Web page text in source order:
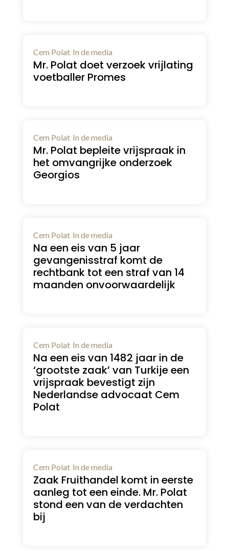
Cem Polat In de media
Mr. Polat doet verzoek vrijlating
voetballer Promes
Cem Polat In de media
Mr. Polat bepleite vrijspraak in
het omvangrijke onderzoek
Georgios
Cem Polat In de media
Na een eis van 5 jaar
gevangenisstraf komt de
rechtbank tot een straf van 14
maanden onvoorwaardelijk
Cem Polat In de media
Na een eis van 1482 jaar in de
‘grootste zaak’ van Turkije een
vrijspraak bevestigt zijn
Nederlandse advocaat Cem
Polat
Cem Polat In de media
Zaak Fruithandel komt in eerste
aanleg tot een einde. Mr. Polat
stond een van de verdachten
bij